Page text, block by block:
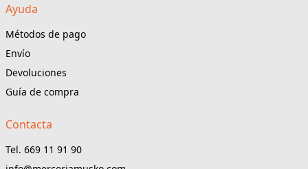
Ayuda
Métodos de pago
Envío
Devoluciones
Guía de compra
Contacta
Tel. 669 11 91 90